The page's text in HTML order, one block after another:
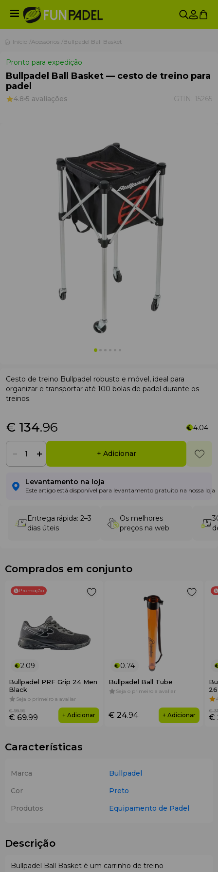
Início Acessórios Bullpadel Ball Basket
Pronto para expedição
Bullpadel Ball Basket — cesto de treino para
padel
4.8 5 avaliações GTIN: 15265
Cesto de treino Bullpadel robusto e móvel, ideal para
organizar e transportar até 100 bolas de padel durante os
treinos.
€ 134.96 4.04
+ Adicionar
Levantamento na loja
Este artigo está disponível para levantamento gratuito na nossa loja
Entrega rápida: 2–3
dias úteis
Os melhores
preços na web
Comprados em conjunto
Promoção
2.09
Bullpadel PRF Grip 24 Men
Black
Seja o primeiro a avaliar
€ 69.99
€ 99.95
+ Adicionar
0.74
Bullpadel Ball Tube
Seja o primeiro a avaliar
€ 24.94 + Adicionar
26
€
€
Características
Marca
Bullpadel
Cor
Preto
Produtos
Equipamento de Padel
Descrição
Bullpadel Ball Basket é um carrinho de treino